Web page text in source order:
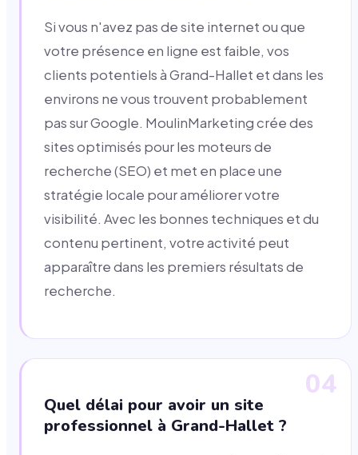
Si vous n'avez pas de site internet ou que
votre présence en ligne est faible, vos
clients potentiels à Grand-Hallet et dans les
environs ne vous trouvent probablement
pas sur Google. MoulinMarketing crée des
sites optimisés pour les moteurs de
recherche (SEO) et met en place une
stratégie locale pour améliorer votre
visibilité. Avec les bonnes techniques et du
contenu pertinent, votre activité peut
apparaître dans les premiers résultats de
recherche.
04
Quel délai pour avoir un site
professionnel à Grand-Hallet ?